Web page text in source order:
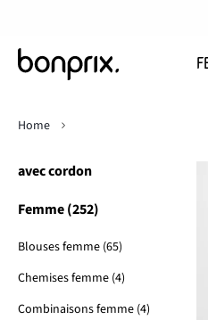
avec cordon
Femme (252)
Blouses femme (65)
Chemises femme (4)
Combinaisons femme (4)
Home